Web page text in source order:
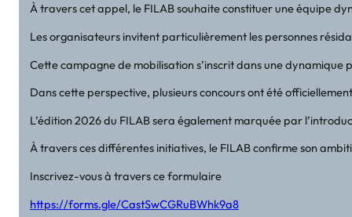
À travers cet appel, le FILAB souhaite constituer une équipe
Les organisateurs invitent particulièrement les personnes
Cette campagne de mobilisation s’inscrit dans une dynamique
Dans cette perspective, plusieurs concours ont été
L’édition 2026 du FILAB sera également marquée par
À travers ces différentes initiatives, le FILAB confirme son
Inscrivez-vous à travers ce formulaire
https://forms.gle/CastSwCGRuBWhk9a8